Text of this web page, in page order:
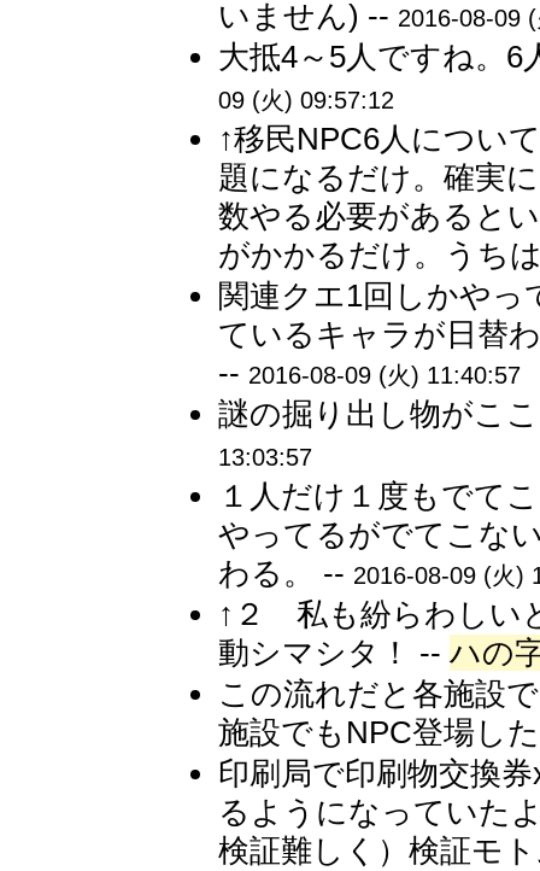
いません) -- 2016-08-09
大抵4～5人ですね。
09 (火) 09:57:12
↑移民NPC6人につい
題になるだけ。確実
数やる必要があると
がかかるだけ。うち
関連クエ1回しかや
ているキャラが日替
-- 2016-08-09 (火) 11:40:57
謎の掘り出し物がこ
13:03:57
１人だけ１度もでて
やってるがでてこな
わる。 -- 2016-08-09 (火)
↑２ 私も紛らわしい
動シマシタ！ --ハの
この流れだと各施設
施設でもNPC登場し
印刷局で印刷物交換
るようになっていた
検証難しく）検証モ